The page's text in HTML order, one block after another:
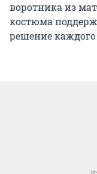
воротника из
костюма
решение каждого